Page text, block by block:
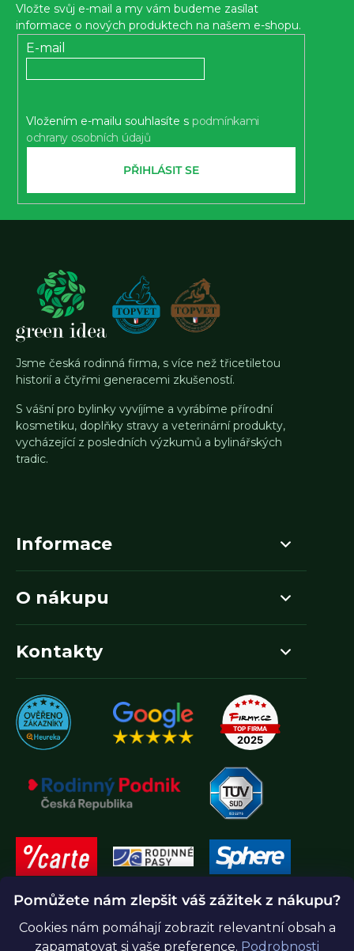
Pomůžete nám zlepšit váš zážitek z nákupu?
Cookies nám pomáhají zobrazit relevantní obsah a
zapamatovat si vaše preference. Podrobnosti
Vložte svůj e-mail a my vám budeme zasílat
informace o nových produktech na našem e-shopu.
E-mail
Vložením e-mailu souhlasíte s podmínkami
ochrany osobních údajů
PŘIHLÁSIT SE
Jsme česká rodinná firma, s více než třicetiletou
historií a čtyřmi generacemi zkušeností.
S vášní pro bylinky vyvíjíme a vyrábíme přírodní
kosmetiku, doplňky stravy a veterinární produkty,
vycházející z posledních výzkumů a bylinářských
tradic.
Informace
O nákupu
Kontakty